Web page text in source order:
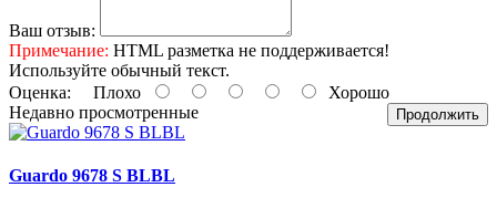
Ваш отзыв:
Примечание: HTML разметка не поддерживается!
Используйте обычный текст.
Оценка: Плохо Хорошо
Продолжить
Недавно просмотренные
Guardo 9678 S BLBL